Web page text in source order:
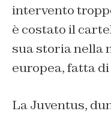
intervento
è costato il
sua storia nella
europea, fatta di
La Juventus,